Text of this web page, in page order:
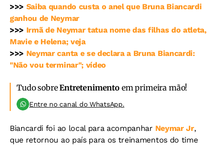
>>> Saiba quando custa o anel que Bruna Biancardi
ganhou de Neymar
>>> Irmã de Neymar tatua nome das filhas do atleta,
Mavie e Helena; veja
>>> Neymar canta e se declara a Bruna Biancardi:
"Não vou terminar"; vídeo
Tudo sobreEntretenimento em primeira mão!
Entre no canal do WhatsApp.
Biancardi foi ao local para acompanhar Neymar Jr,
que retornou ao país para os treinamentos do time